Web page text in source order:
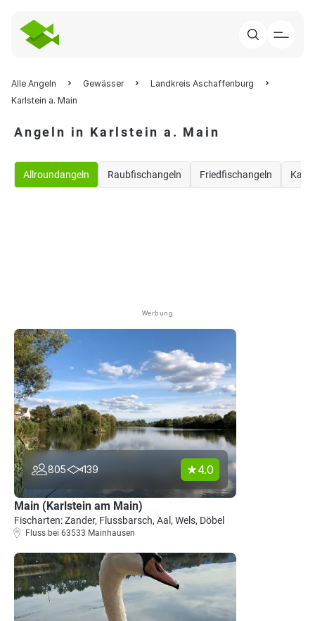
Alle Angeln Gewässer
Landkreis Aschaffenburg
Karlstein a. Main
Angeln in Karlstein a. Main
Allroundangeln Raubfischangeln Friedfischangeln
Werbung
805 139 4.0
Main (Karlstein am Main)
Fischarten: Zander, Flussbarsch, Aal, Wels, Döbel
Fluss bei 63533 Mainhausen